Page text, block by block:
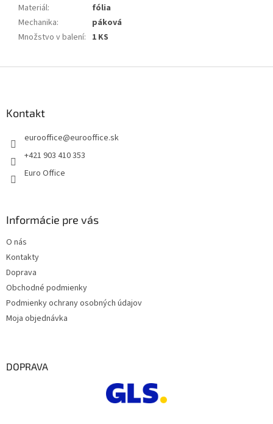
Materiál:
fólia
Mechanika:
páková
Množstvo v balení: 1 KS
Kontakt
eurooffice@eurooffice.sk
+421 903 410 353
Euro Office
Informácie pre vás
O nás
Kontakty
Doprava
Obchodné podmienky
Podmienky ochrany osobných údajov
Moja objednávka
DOPRAVA